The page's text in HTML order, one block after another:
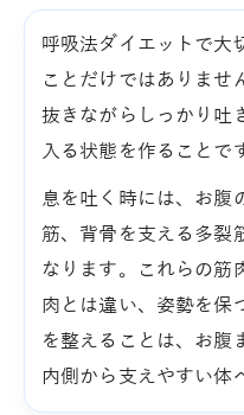
呼吸法ダイエットで大
ことだけではありませ
抜きながらしっかり吐
入る状態を作ることで
息を吐く時には、お腹
筋、背骨を支える多裂
なります。これらの筋
肉とは違い、姿勢を保
を整えることは、お腹
内側から支えやすい体